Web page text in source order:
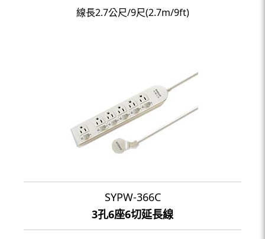
線長2.7公尺/9尺(2.7m/9ft)
SYPW-366C
3孔6座6切延長線